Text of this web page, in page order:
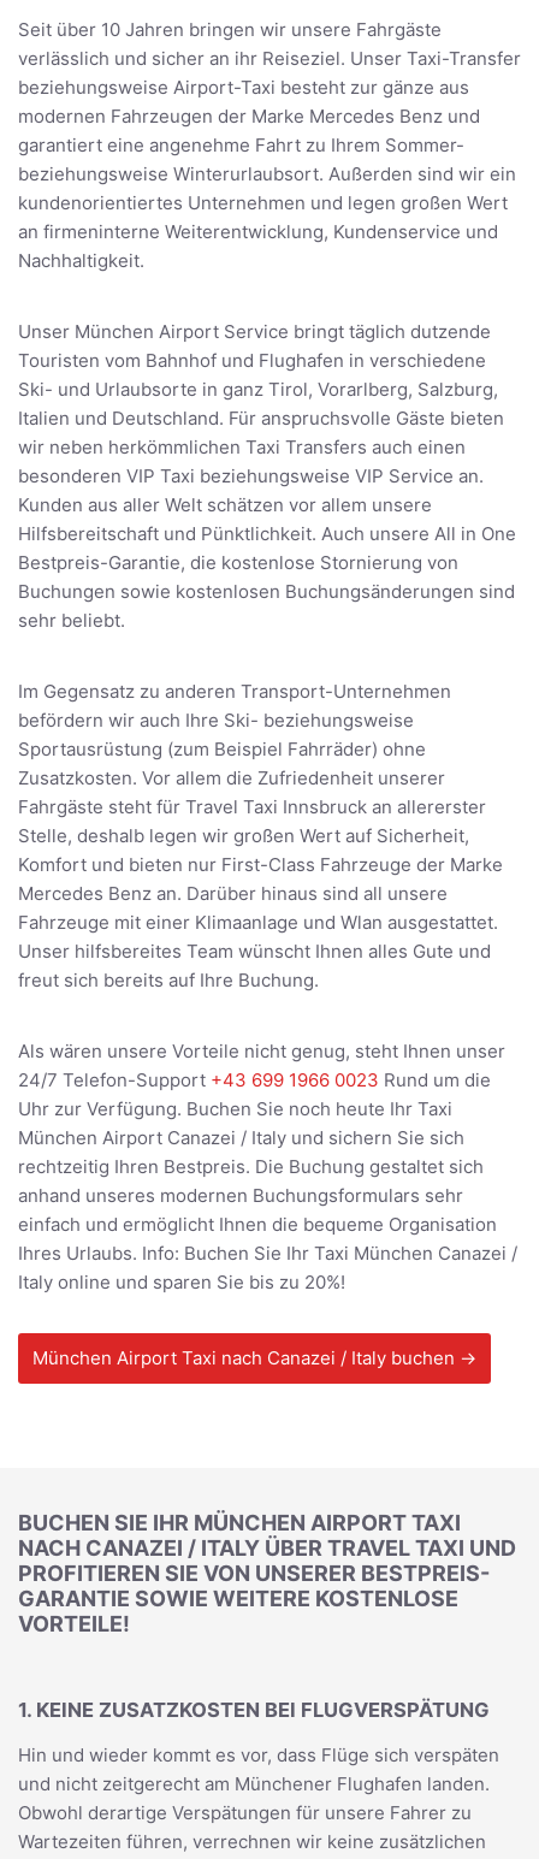
Seit über 10 Jahren bringen wir unsere Fahrgäste
verlässlich und sicher an ihr Reiseziel. Unser Taxi-Transfer
beziehungsweise Airport-Taxi besteht zur gänze aus
modernen Fahrzeugen der Marke Mercedes Benz und
garantiert eine angenehme Fahrt zu Ihrem Sommer-
beziehungsweise Winterurlaubsort. Außerden sind wir ein
kundenorientiertes Unternehmen und legen großen Wert
an firmeninterne Weiterentwicklung, Kundenservice und
Nachhaltigkeit.
Unser München Airport Service bringt täglich dutzende
Touristen vom Bahnhof und Flughafen in verschiedene
Ski- und Urlaubsorte in ganz Tirol, Vorarlberg, Salzburg,
Italien und Deutschland. Für anspruchsvolle Gäste bieten
wir neben herkömmlichen Taxi Transfers auch einen
besonderen VIP Taxi beziehungsweise VIP Service an.
Kunden aus aller Welt schätzen vor allem unsere
Hilfsbereitschaft und Pünktlichkeit. Auch unsere All in One
Bestpreis-Garantie, die kostenlose Stornierung von
Buchungen sowie kostenlosen Buchungsänderungen sind
sehr beliebt.
Im Gegensatz zu anderen Transport-Unternehmen
befördern wir auch Ihre Ski- beziehungsweise
Sportausrüstung (zum Beispiel Fahrräder) ohne
Zusatzkosten. Vor allem die Zufriedenheit unserer
Fahrgäste steht für Travel Taxi Innsbruck an allererster
Stelle, deshalb legen wir großen Wert auf Sicherheit,
Komfort und bieten nur First-Class Fahrzeuge der Marke
Mercedes Benz an. Darüber hinaus sind all unsere
Fahrzeuge mit einer Klimaanlage und Wlan ausgestattet.
Unser hilfsbereites Team wünscht Ihnen alles Gute und
freut sich bereits auf Ihre Buchung.
Als wären unsere Vorteile nicht genug, steht Ihnen unser
24/7 Telefon-Support +43 699 1966 0023 Rund um die
Uhr zur Verfügung. Buchen Sie noch heute Ihr Taxi
München Airport Canazei / Italy und sichern Sie sich
rechtzeitig Ihren Bestpreis. Die Buchung gestaltet sich
anhand unseres modernen Buchungsformulars sehr
einfach und ermöglicht Ihnen die bequeme Organisation
Ihres Urlaubs. Info: Buchen Sie Ihr Taxi München Canazei /
Italy online und sparen Sie bis zu 20%!
München Airport Taxi nach Canazei / Italy buchen →
BUCHEN SIE IHR MÜNCHEN AIRPORT TAXI
NACH CANAZEI / ITALY ÜBER TRAVEL TAXI UND
PROFITIEREN SIE VON UNSERER BESTPREIS-
GARANTIE SOWIE WEITERE KOSTENLOSE
VORTEILE!
1. KEINE ZUSATZKOSTEN BEI FLUGVERSPÄTUNG
Hin und wieder kommt es vor, dass Flüge sich verspäten
und nicht zeitgerecht am Münchener Flughafen landen.
Obwohl derartige Verspätungen für unsere Fahrer zu
Wartezeiten führen, verrechnen wir keine zusätzlichen